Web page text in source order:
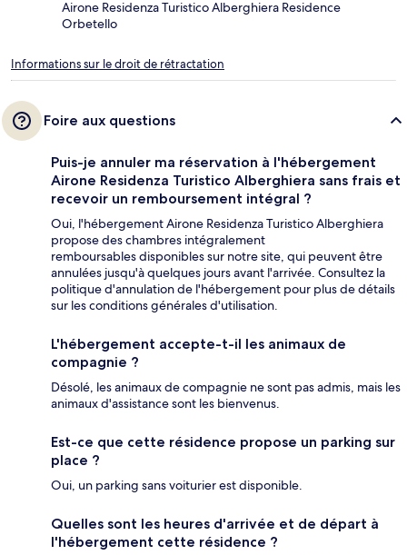
Airone Residenza Turistico Alberghiera Residence
Orbetello
Informations sur le droit de rétractation
Foire aux questions
Puis-je annuler ma réservation à l'hébergement
Airone Residenza Turistico Alberghiera sans frais et
recevoir un remboursement intégral ?
Oui, l'hébergement Airone Residenza Turistico Alberghiera
propose des chambres intégralement
remboursables disponibles sur notre site, qui peuvent être
annulées jusqu'à quelques jours avant l'arrivée. Consultez la
politique d'annulation de l'hébergement pour plus de détails
sur les conditions générales d'utilisation.
L'hébergement accepte-t-il les animaux de
compagnie ?
Désolé, les animaux de compagnie ne sont pas admis, mais les
animaux d'assistance sont les bienvenus.
Est-ce que cette résidence propose un parking sur
place ?
Oui, un parking sans voiturier est disponible.
Quelles sont les heures d'arrivée et de départ à
l'hébergement cette résidence ?